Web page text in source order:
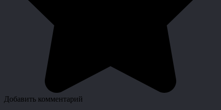
Добавить комментарий